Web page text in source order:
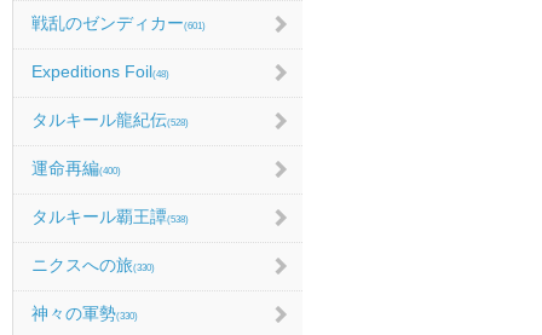
戦乱のゼンディカー(601)
Expeditions Foil(48)
タルキール龍紀伝(528)
運命再編(400)
タルキール覇王譚(538)
ニクスへの旅(330)
神々の軍勢(330)